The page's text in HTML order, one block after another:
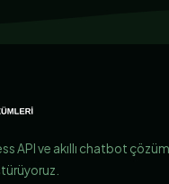
API ve akıllı chatbot